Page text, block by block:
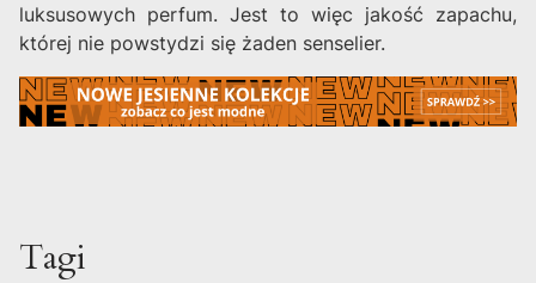
luksusowych perfum. Jest to więc jakość zapachu,
której nie powstydzi się żaden senselier.
Tagi